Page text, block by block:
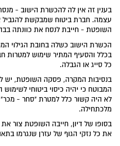
בענין זה אין לה להכשרת הישוב -
עצמה. חברת ביטוח שמבקשת להגביל
השופטת - חייבת לנסח את כוונתה
הכשרת הישוב כשלה בחובת הגילוי
בכלל והסעיף המתיר שימוש למטרות
כל סייג או הגבלה.
בנסיבות המקרה, פסקה השופטת, יש
המבוטח כי יהיה כיסוי ביטוחי
לא היה קשור כלל למטרת "סחר -
מלכתחילה.
בסופו של דיון, חייבה השופטת צור
את כל נזקי הגוף של עזרן שנגרמו